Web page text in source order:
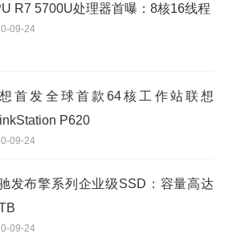
R7 5700U处理器首曝：8核16线程
09-24
首发全球首款64核工作站联想
P620
09-24
发布擎系列企业级SSD：容量高达
09-24